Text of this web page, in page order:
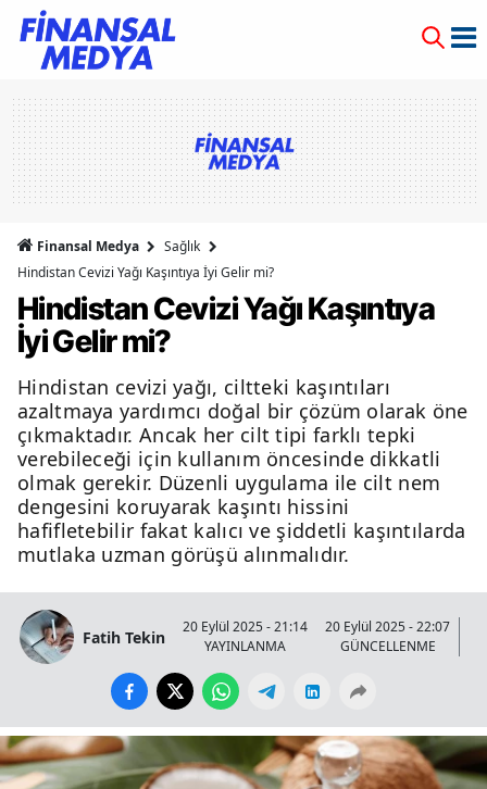
Finansal Medya
Sağlık
Hindistan Cevizi Yağı Kaşıntıya İyi Gelir mi?
Hindistan Cevizi Yağı Kaşıntıya
İyi Gelir mi?
Hindistan cevizi yağı, ciltteki kaşıntıları
azaltmaya yardımcı doğal bir çözüm olarak öne
çıkmaktadır. Ancak her cilt tipi farklı tepki
verebileceği için kullanım öncesinde dikkatli
olmak gerekir. Düzenli uygulama ile cilt nem
dengesini koruyarak kaşıntı hissini
hafifletebilir fakat kalıcı ve şiddetli kaşıntılarda
mutlaka uzman görüşü alınmalıdır.
Fatih Tekin
20 Eylül 2025 - 21:14
YAYINLANMA
20 Eylül 2025 - 22:07
GÜNCELLENME